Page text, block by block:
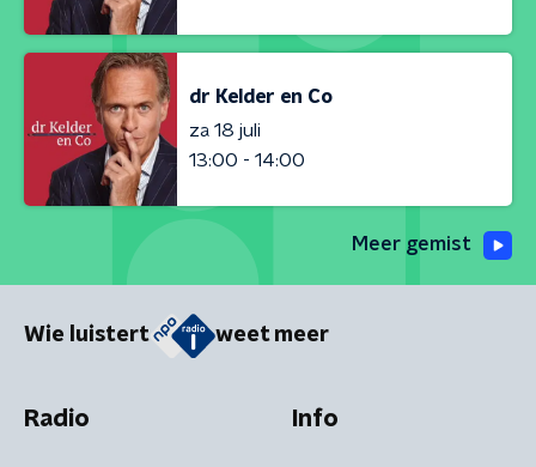
dr Kelder en Co
za 18 juli
13:00 - 14:00
Meer gemist
Wie luistert weet meer
Radio Info